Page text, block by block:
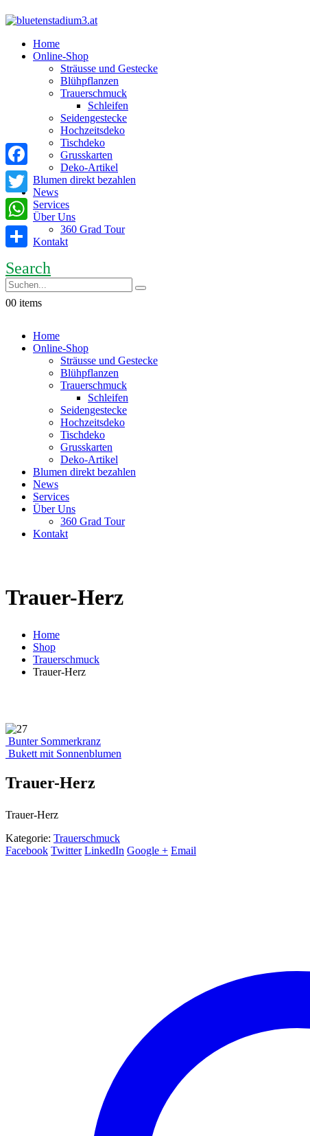
Home
Online-Shop
Sträusse und Gestecke
Blühpflanzen
Trauerschmuck
Schleifen
Seidengestecke
Hochzeitsdeko
Tischdeko
Grusskarten
Deko-Artikel
Blumen direkt bezahlen
News
Services
Über Uns
360 Grad Tour
Kontakt
Search
00 items
Home
Online-Shop
Sträusse und Gestecke
Blühpflanzen
Trauerschmuck
Schleifen
Seidengestecke
Hochzeitsdeko
Tischdeko
Grusskarten
Deko-Artikel
Blumen direkt bezahlen
News
Services
Über Uns
360 Grad Tour
Kontakt
Trauer-Herz
Home
Shop
Trauerschmuck
Trauer-Herz
Bunter Sommerkranz
Bukett mit Sonnenblumen
Trauer-Herz
Trauer-Herz
Kategorie: Trauerschmuck
Facebook Twitter LinkedIn Google + Email
Facebook
Twitter
WhatsApp